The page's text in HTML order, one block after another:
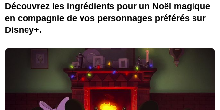
Découvrez les ingrédients pour un Noël magique
en compagnie de vos personnages préférés sur
Disney+.